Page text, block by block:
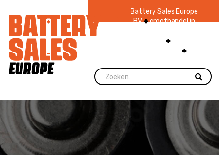
Battery Sales Europe
BV groothandel in
zaklampen Ruim 48
jaar ervaring
voorraad.